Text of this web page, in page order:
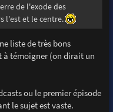
de l'exode des
l'est et le centre.
liste de très bons
à témoigner (on dirait un
ou le premier épisode
le sujet est vaste.